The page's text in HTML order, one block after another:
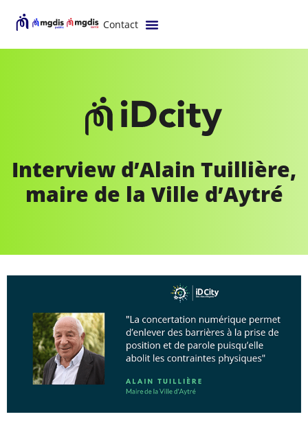
Contact
Interview d’Alain Tuillière,
maire de la Ville d’Aytré